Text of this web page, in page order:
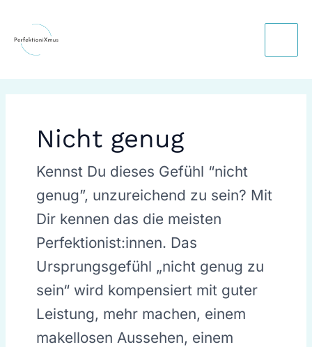
content
Nicht genug
Kennst Du dieses Gefühl “nicht
genug”, unzureichend zu sein? Mit
Dir kennen das die meisten
Perfektionist:innen. Das
Ursprungsgefühl „nicht genug zu
sein“ wird kompensiert mit guter
Leistung, mehr machen, einem
makellosen Aussehen, einem